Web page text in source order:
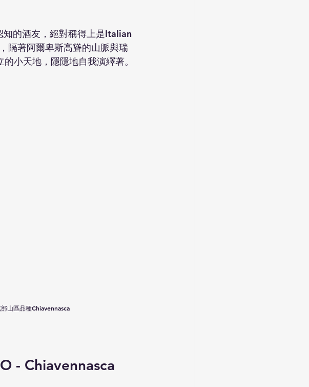
的酒友，絕對稱得上是Italian
隔著阿爾卑斯高聳的山脈與瑞
小天地，隱隱地自我演繹著。
山區品種Chiavennasca
- Chiavennasca